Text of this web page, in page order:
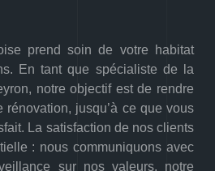
prend soin de votre habitat
En tant que spécialiste de la
notre objectif est de rendre
rénovation, jusqu’à ce que vous
La satisfaction de nos clients
: nous communiquons avec
sur nos valeurs, notre